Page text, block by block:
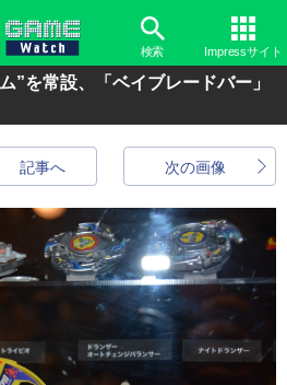
検索 Impressサイト
”を常設、「ベイブレードバー」
次の画像
記事へ